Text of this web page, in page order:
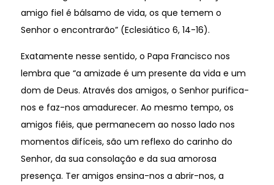
amigo fiel é bálsamo de vida, os que temem o
Senhor o encontrarão” (Eclesiático 6, 14-16).
Exatamente nesse sentido, o Papa Francisco nos
lembra que “a amizade é um presente da vida e um
dom de Deus. Através dos amigos, o Senhor purifica-
nos e faz-nos amadurecer. Ao mesmo tempo, os
amigos fiéis, que permanecem ao nosso lado nos
momentos difíceis, são um reflexo do carinho do
Senhor, da sua consolação e da sua amorosa
presença. Ter amigos ensina-nos a abrir-nos, a